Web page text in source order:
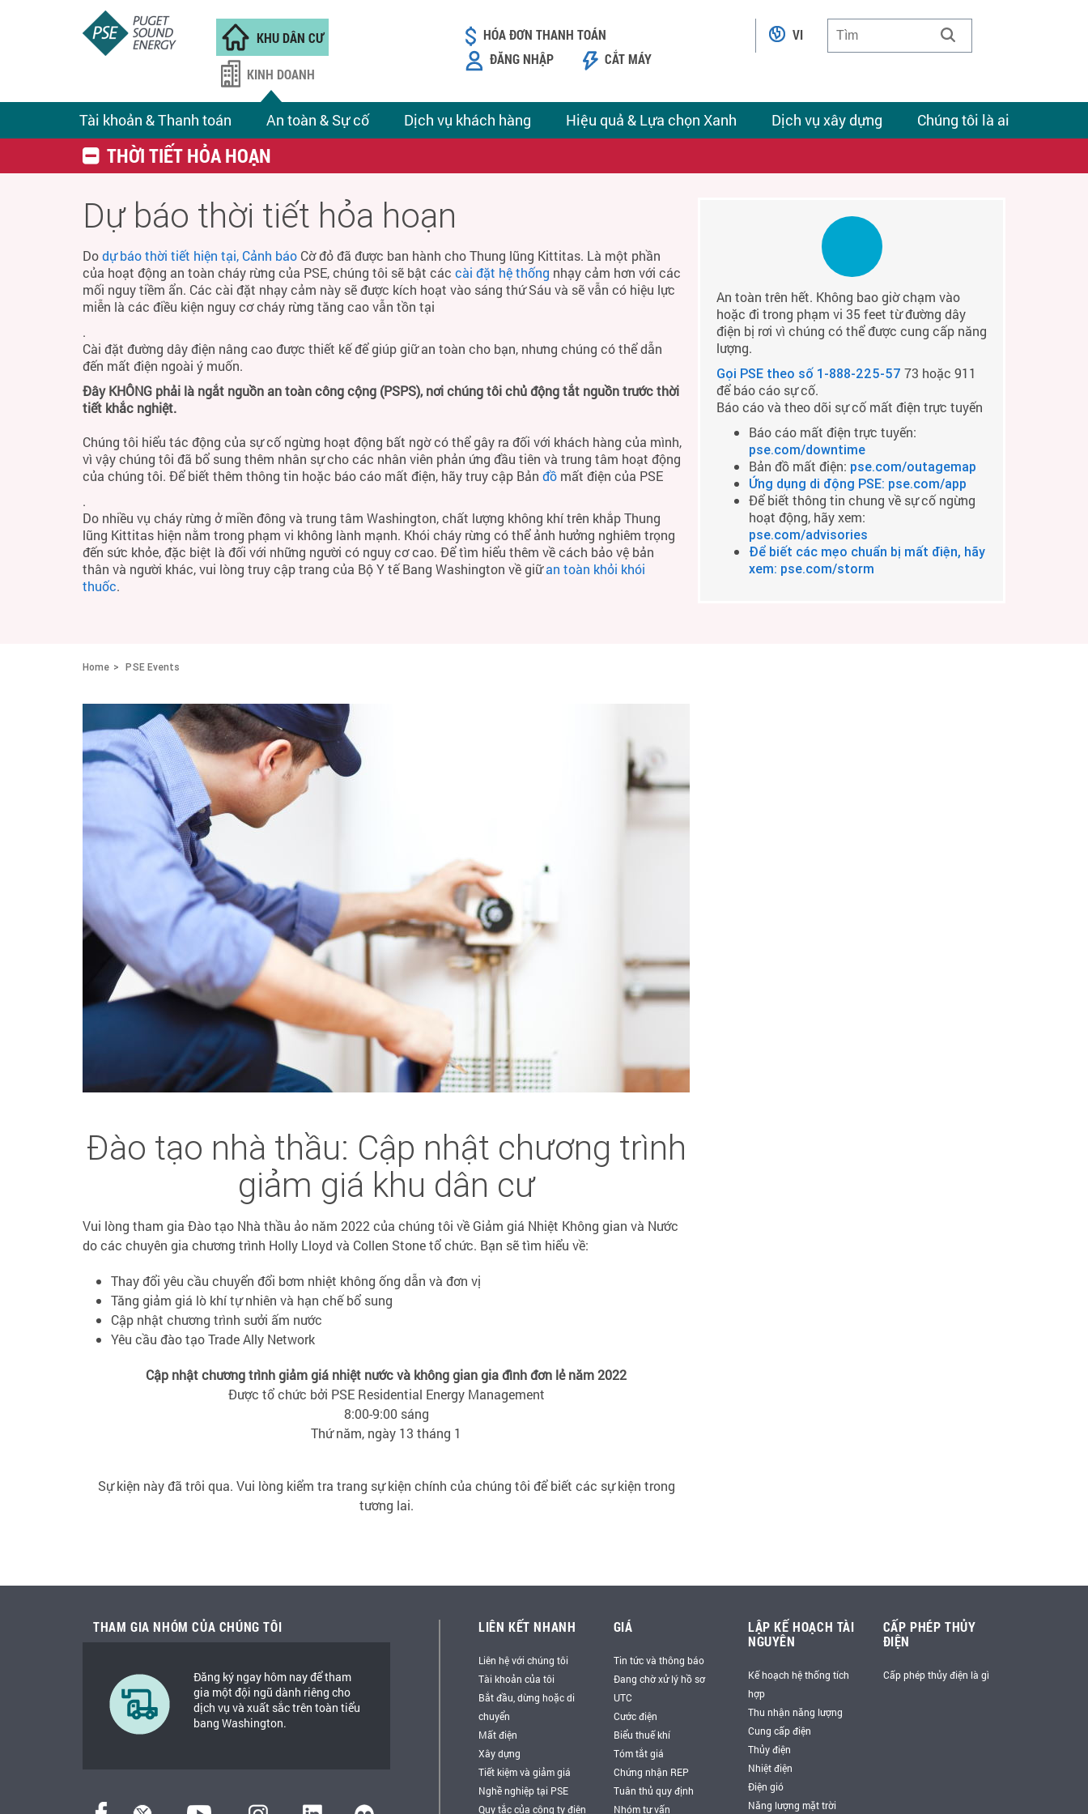
KHU DÂN CƯ
Tài khoản & Thanh toán An toàn & Sự cố Dịch vụ khách hàng Hiệu quả & Lựa chọn Xanh Dịch vụ xây dựng Chúng tôi là ai
KINH DOANH
HÓA ĐƠN THANH TOÁN
ĐĂNG NHẬP
CẮT MÁY
VI
THỜI TIẾT HỎA HOẠN
Dự báo thời tiết hỏa hoạn
Dodự báo thời tiết hiện tại, Cảnh báo Cờ đỏ đã được ban hành cho Thung lũng Kittitas. Là một phần
của hoạt động an toàn cháy rừng của PSE, chúng tôi sẽ bật các cài đặt hệ thống nhạy cảm hơn với các
mối nguy tiềm ẩn. Các cài đặt nhạy cảm này sẽ được kích hoạt vào sáng thứ Sáu và sẽ vẫn có hiệu lực
miễn là các điều kiện nguy cơ cháy rừng tăng cao vẫn tồn tại
.
Cài đặt đường dây điện nâng cao được thiết kế để giúp giữ an toàn cho bạn, nhưng chúng có thể dẫn
đến mất điện ngoài ý muốn.
Đây KHÔNG phải là ngắt nguồn an toàn công cộng (PSPS), nơi chúng tôi chủ động tắt nguồn trước thời
tiết khắc nghiệt.
Chúng tôi hiểu tác động của sự cố ngừng hoạt động bất ngờ có thể gây ra đối với khách hàng của mình,
vì vậy chúng tôi đã bổ sung thêm nhân sự cho các nhân viên phản ứng đầu tiên và trung tâm hoạt động
của chúng tôi. Để biết thêm thông tin hoặc báo cáo mất điện, hãy truy cập Bản đồ mất điện của PSE
.
Do nhiều vụ cháy rừng ở miền đông và trung tâm Washington, chất lượng không khí trên khắp Thung
lũng Kittitas hiện nằm trong phạm vi không lành mạnh. Khói cháy rừng có thể ảnh hưởng nghiêm trọng
đến sức khỏe, đặc biệt là đối với những người có nguy cơ cao. Để tìm hiểu thêm về cách bảo vệ bản
thân và người khác, vui lòng truy cập trang của Bộ Y tế Bang Washington về giữan toàn khỏi khói
thuốc.
An toàn trên hết. Không bao giờ chạm vào
hoặc đi trong phạm vi 35 feet từ đường dây
điện bị rơi vì chúng có thể được cung cấp năng
lượng.
Gọi PSE theo số 1-888-225-57 73 hoặc 911
để báo cáo sự cố.
Báo cáo và theo dõi sự cố mất điện trực tuyến
Báo cáo mất điện trực tuyến:
pse.com/downtime
Bản đồ mất điện: pse.com/outagemap
Ứng dụng di động PSE: pse.com/app
Để biết thông tin chung về sự cố ngừng
hoạt động, hãy xem:
pse.com/advisories
Để biết các mẹo chuẩn bị mất điện, hãy
xem: pse.com/storm
Home PSE Events
Đào tạo nhà thầu: Cập nhật chương trình
giảm giá khu dân cư
Vui lòng tham gia Đào tạo Nhà thầu ảo năm 2022 của chúng tôi về Giảm giá Nhiệt Không gian và Nước
do các chuyên gia chương trình Holly Lloyd và Collen Stone tổ chức. Bạn sẽ tìm hiểu về:
Thay đổi yêu cầu chuyển đổi bơm nhiệt không ống dẫn và đơn vị
Tăng giảm giá lò khí tự nhiên và hạn chế bổ sung
Cập nhật chương trình sưởi ấm nước
Yêu cầu đào tạo Trade Ally Network
Cập nhật chương trình giảm giá nhiệt nước và không gian gia đình đơn lẻ năm 2022
Được tổ chức bởi PSE Residential Energy Management
8:00-9:00 sáng
Thứ năm, ngày 13 tháng 1
Sự kiện này đã trôi qua. Vui lòng kiểm tra trang sự kiện chính của chúng tôi để biết các sự kiện trong
tương lai.
THAM GIA NHÓM CỦA CHÚNG TÔI
Đăng ký ngay hôm nay để tham
gia một đội ngũ dành riêng cho
dịch vụ và xuất sắc trên toàn tiểu
bang Washington.
LIÊN KẾT NHANH
Liên hệ với chúng tôi
Tài khoản của tôi
Bắt đầu, dừng hoặc di
chuyển
Mất điện
Xây dựng
Tiết kiệm và giảm giá
Nghề nghiệp tại PSE
Quy tắc của công ty điện
GIÁ
Tin tức và thông báo
Đang chờ xử lý hồ sơ
UTC
Cước điện
Biểu thuế khí
Tóm tắt giá
Chứng nhận REP
Tuân thủ quy định
Nhóm tư vấn
LẬP KẾ HOẠCH TÀI
NGUYÊN
Kế hoạch hệ thống tích
hợp
Thu nhận năng lượng
Cung cấp điện
Thủy điện
Nhiệt điện
Điện gió
Năng lượng mặt trời
CẤP PHÉP THỦY
ĐIỆN
Cấp phép thủy điện là gì